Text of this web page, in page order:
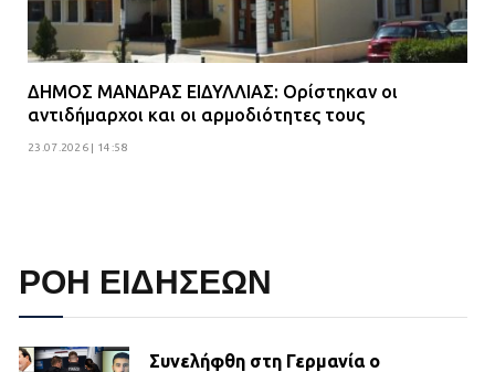
ΔΗΜΟΣ ΜΑΝΔΡΑΣ ΕΙΔΥΛΛΙΑΣ: Ορίστηκαν οι
αντιδήμαρχοι και οι αρμοδιότητες τους
23.07.2026 | 14:58
ΡΟΗ ΕΙΔΗΣΕΩΝ
Συνελήφθη στη Γερμανία ο